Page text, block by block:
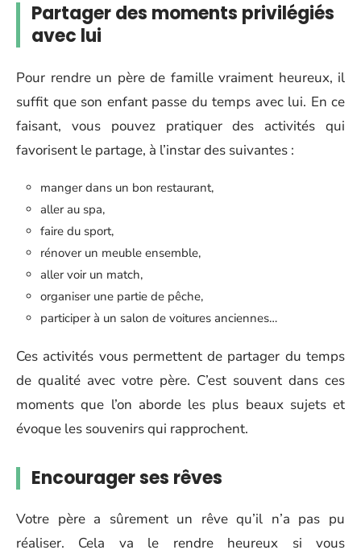
Partager des moments privilégiés
avec lui
Pour rendre un père de famille vraiment heureux, il
suffit que son enfant passe du temps avec lui. En ce
faisant, vous pouvez pratiquer des activités qui
favorisent le partage, à l’instar des suivantes :
manger dans un bon restaurant,
aller au spa,
faire du sport,
rénover un meuble ensemble,
aller voir un match,
organiser une partie de pêche,
participer à un salon de voitures anciennes…
Ces activités vous permettent de partager du temps
de qualité avec votre père. C’est souvent dans ces
moments que l’on aborde les plus beaux sujets et
évoque les souvenirs qui rapprochent.
Encourager ses rêves
Votre père a sûrement un rêve qu’il n’a pas pu
réaliser. Cela va le rendre heureux si vous